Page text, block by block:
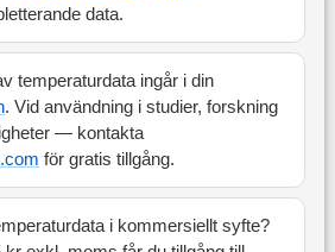
data.
temperaturdata ingår i din
. Vid användning i studier, forskning
— kontakta
för gratis tillgång.
i kommersiellt syfte?